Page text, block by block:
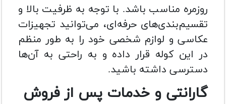
روزمره مناسب باشد. با توجه به ظرفیت بالا و
تقسیم‌بندی‌های حرفه‌ای، می‌توانید تجهیزات
عکاسی و لوازم شخصی خود را به طور منظم
در این کوله قرار داده و به راحتی به آن‌ها
دسترسی داشته باشید.
گارانتی و خدمات پس از فروش